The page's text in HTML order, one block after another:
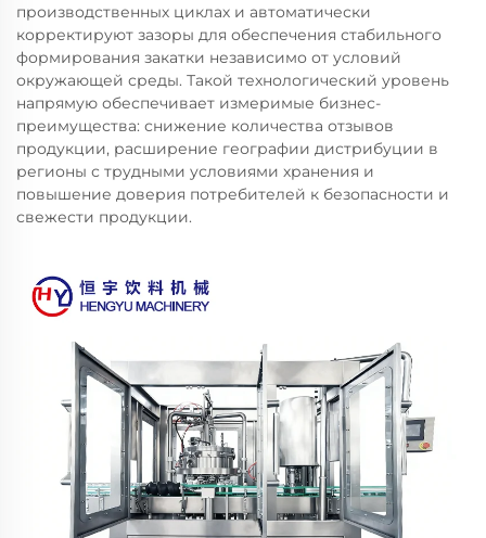
производственных циклах и автоматически
корректируют зазоры для обеспечения стабильного
формирования закатки независимо от условий
окружающей среды. Такой технологический уровень
напрямую обеспечивает измеримые бизнес-
преимущества: снижение количества отзывов
продукции, расширение географии дистрибуции в
регионы с трудными условиями хранения и
повышение доверия потребителей к безопасности и
свежести продукции.